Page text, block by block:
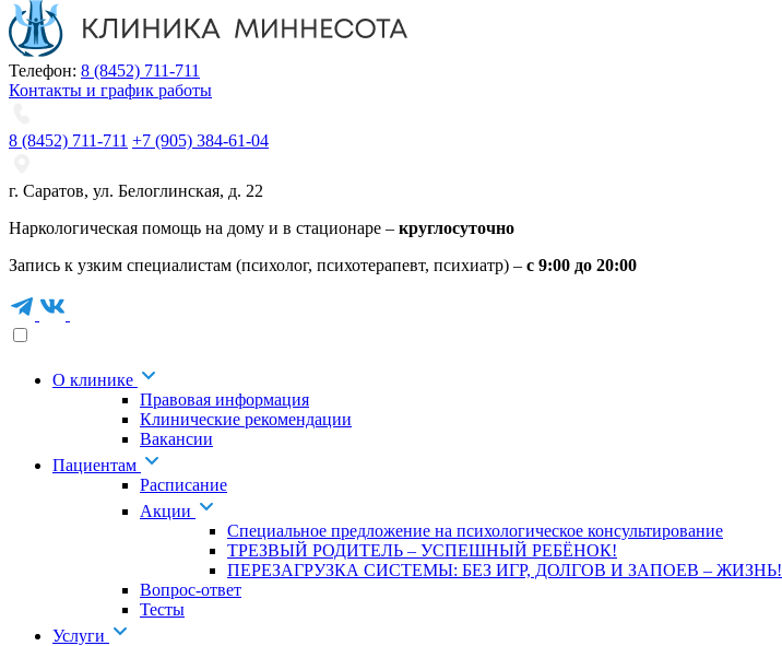
Телефон: 8 (8452) 711-711
Контакты и график работы
8 (8452) 711-711 +7 (905) 384-61-04
г. Саратов, ул. Белоглинская, д. 22
Наркологическая помощь на дому и в стационаре – круглосуточно
Запись к узким специалистам (психолог, психотерапевт, психиатр) – с 9:00 до 20:00
О клинике
Правовая информация
Клинические рекомендации
Вакансии
Пациентам
Расписание
Акции
Специальное предложение на психологическое консультирование
ТРЕЗВЫЙ РОДИТЕЛЬ – УСПЕШНЫЙ РЕБЁНОК!
ПЕРЕЗАГРУЗКА СИСТЕМЫ: БЕЗ ИГР, ДОЛГОВ И ЗАПОЕВ – ЖИЗНЬ!
Вопрос-ответ
Тесты
Услуги